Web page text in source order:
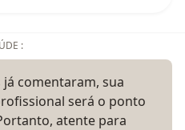
:
comentaram, sua
será o ponto
atente para